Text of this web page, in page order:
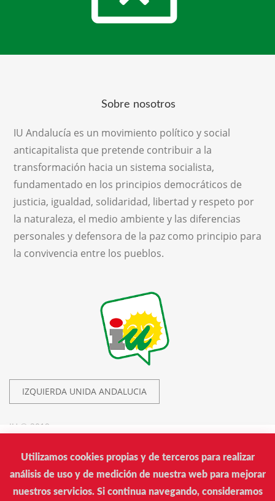
Utilizamos cookies propias y de terceros para realizar
análisis de uso y de medición de nuestra web para mejorar
nuestros servicios. Si continua navegando, consideramos
Sobre nosotros
IU Andalucía es un movimiento político y social
anticapitalista que pretende contribuir a la
transformación hacia un sistema socialista,
fundamentado en los principios democráticos de
justicia, igualdad, solidaridad, libertad y respeto por
la naturaleza, el medio ambiente y las diferencias
personales y defensora de la paz como principio para
la convivencia entre los pueblos.
IZQUIERDA UNIDA ANDALUCIA
IU © 2019.
Izquierda Unida
Calle Donantes de Sangre, 14. Edificio Arrayán. Sevilla